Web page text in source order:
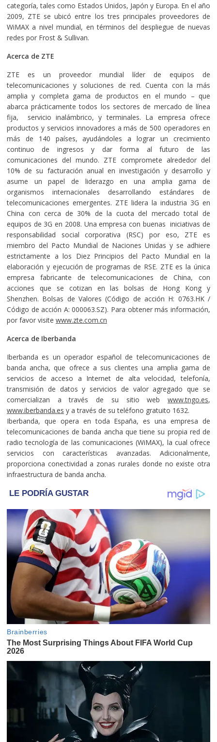
categoría, tales como Estados Unidos, Japón y Europa. En el año
2009, ZTE se ubicó entre los tres principales proveedores de
WiMAX a nivel mundial, en términos del despliegue de nuevas
redes por Frost & Sullivan.
Acerca de ZTE
ZTE es un proveedor mundial líder de equipos de
telecomunicaciones y soluciones de red. Cuenta con la más
amplia y completa gama de productos en el mundo – que
abarca prácticamente todos los sectores de mercado de línea
fija, servicio inalámbrico, y terminales. La empresa ofrece
productos y servicios innovadores a más de 500 operadores en
más de 140 países, ayudándoles a lograr un crecimiento
continuo de ingresos y dar forma al futuro de las
comunicaciones del mundo. ZTE compromete alrededor del
10% de su facturación anual en investigación y desarrollo y
asume un papel de liderazgo en una amplia gama de
organismos internacionales desarrollando estándares de
telecomunicaciones emergentes. ZTE lidera la industria 3G en
China con cerca de 30% de la cuota del mercado total de
equipos de 3G en 2008. Una empresa con buenas iniciativas de
responsabilidad social corporativa (RSC) por eso, ZTE es
miembro del Pacto Mundial de Naciones Unidas y se adhiere
estrictamente a los Diez Principios del Pacto Mundial en la
elaboración y ejecución de programas de RSE. ZTE es la única
empresa fabricante de telecomunicaciones de China, con
acciones que se cotizan en las bolsas de Hong Kong y
Shenzhen. Bolsas de Valores (Código de acción H: 0763.HK /
Código de acción A: 000063.SZ). Para obtener más información,
por favor visite www.zte.com.cn
Acerca de Iberbanda
Iberbanda es un operador español de telecomunicaciones de
banda ancha, que ofrece a sus clientes una amplia gama de
servicios de acceso a Internet de alta velocidad, telefonía,
transmisión de datos y servicios de valor agregado que se
comercializan a través de su sitio webwww.tngo.es,
www.iberbanda.es y a través de su teléfono gratuito 1632.
Iberbanda, que opera en toda España, es una empresa de
telecomunicaciones de banda ancha que tiene su propia red de
radio tecnología de las comunicaciones (WiMAX), la cual ofrece
servicios con características avanzadas. Adicionalmente,
proporciona conectividad a zonas rurales donde no existe otra
infraestructura de banda ancha.